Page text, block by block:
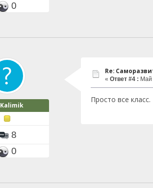
0
Kalimik
8
0
Re:
« Ответ #4 : Май
Просто все класс.